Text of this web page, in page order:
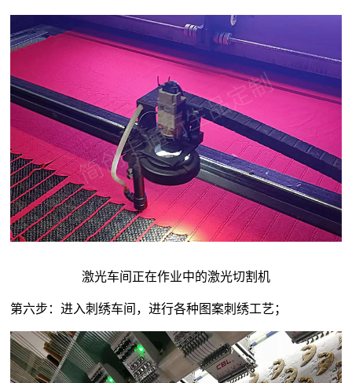
激光车间正在作业中的激光切割机
第六步：进入刺绣车间，进行各种图案刺绣工艺；